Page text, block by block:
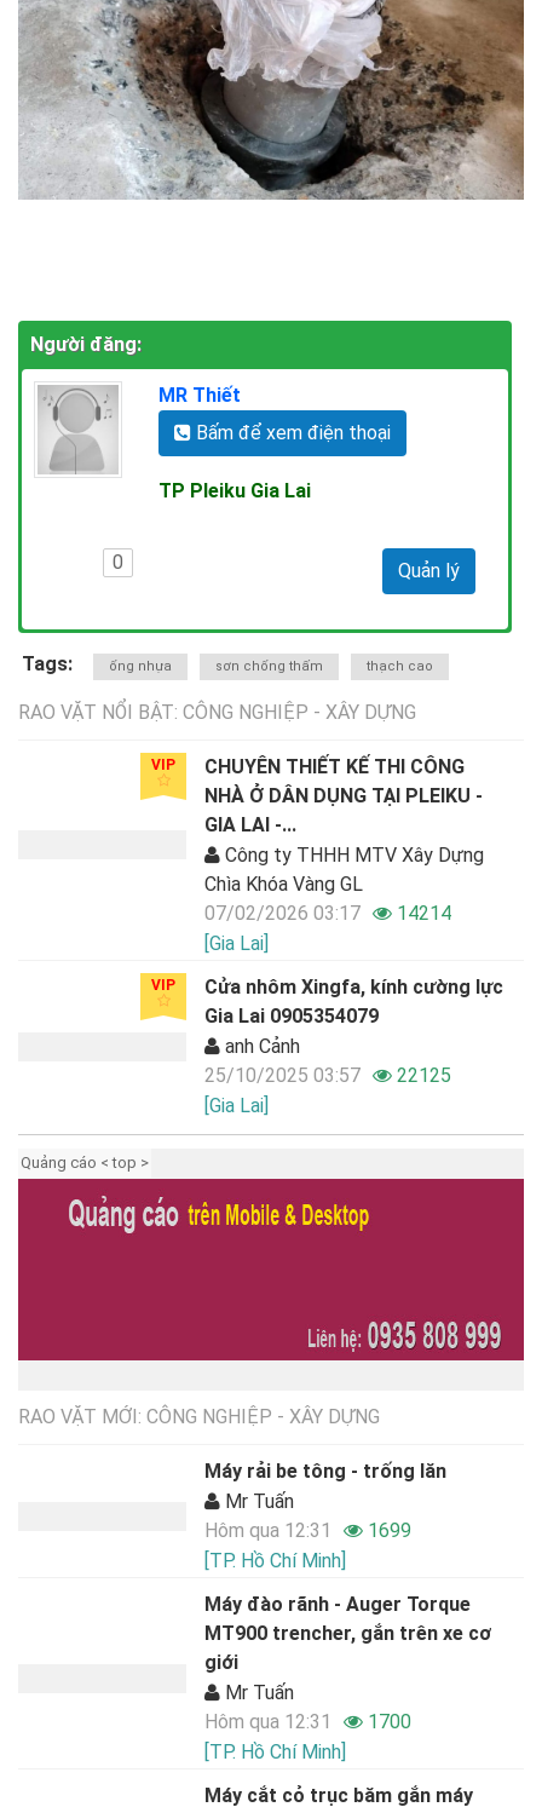
Người đăng:
MR Thiết
Bấm để xem điện thoại
TP Pleiku Gia Lai
Quản lý
0
Tags: ống nhựa sơn chống thấm thạch cao
RAO VẶT NỔI BẬT: CÔNG NGHIỆP - XÂY DỰNG
VIP
CHUYÊN THIẾT KẾ THI CÔNG
NHÀ Ở DÂN DỤNG TẠI PLEIKU -
GIA LAI -...
Công ty THHH MTV Xây Dựng
Chìa Khóa Vàng GL
07/02/2026 03:17
14214
[Gia Lai]
VIP
Cửa nhôm Xingfa, kính cường lực
Gia Lai 0905354079
anh Cảnh
25/10/2025 03:57
22125
[Gia Lai]
Quảng cáo < top >
RAO VẶT MỚI: CÔNG NGHIỆP - XÂY DỰNG
Máy rải be tông - trống lăn
Mr Tuấn
Hôm qua 12:31
1699
[TP. Hồ Chí Minh]
Máy đào rãnh - Auger Torque
MT900 trencher, gắn trên xe cơ
giới
Mr Tuấn
Hôm qua 12:31
1700
[TP. Hồ Chí Minh]
Máy cắt cỏ trục băm gắn máy